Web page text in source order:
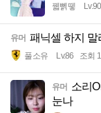
꿻뻵뗗 Lv.90
유머 패닉셀 하지 말
풀소유 Lv.86 조회
유머 소리
눈나